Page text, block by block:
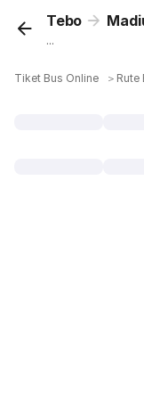
Tebo
...
Tiket Bus Online ＞ Rute